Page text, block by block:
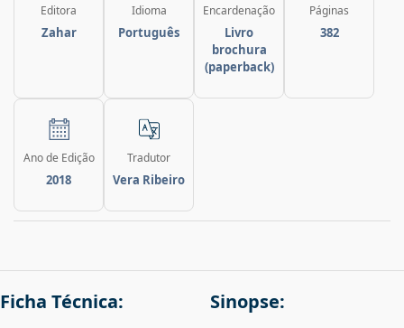
Editora
Zahar
Idioma
Português
Encardenação
Livro
brochura
(paperback)
Páginas
382
Ano de Edição
2018
Tradutor
Vera Ribeiro
Ficha Técnica: Sinopse: